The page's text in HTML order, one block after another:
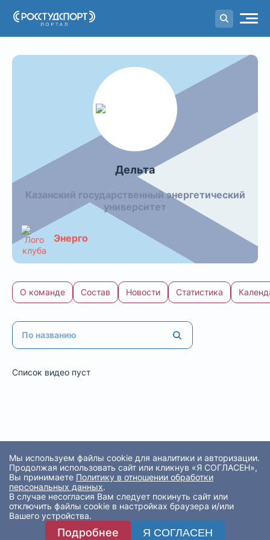
Порталстуденческого спорта
Дельта
Казанский государственный энергетический
университет
Энерго
О команде Состав Новости Статистика
Видео команды: Дельта
Список видео пуст
Мы используем файлы cookie для аналитики и авторизации.
Продолжая использовать сайт или кликнув «Я СОГЛАСЕН»,
Вы принимаете Политику в отношении обработки
персональных данных.
В случае несогласия Вам следует покинуть сайт или
отключить файлы cookie в настройках браузера и/или
Вашего устройства.
Подробнее Я СОГЛАСЕН